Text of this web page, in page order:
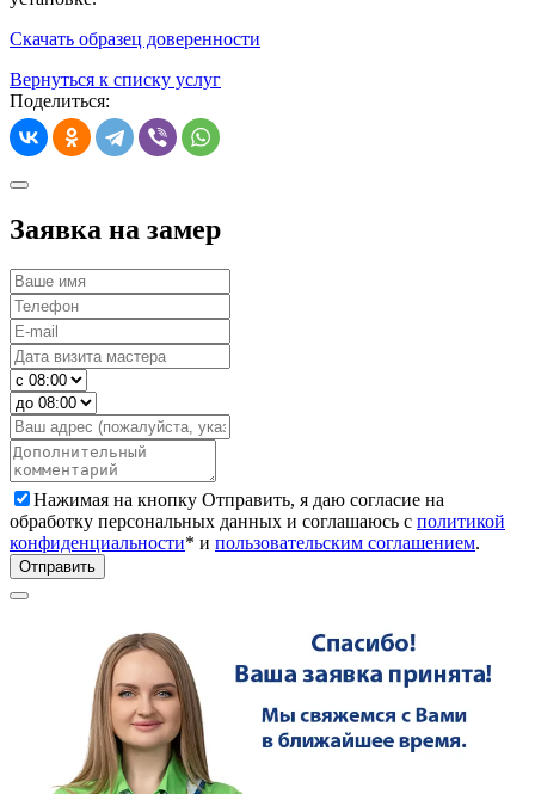
Cкачать образец доверенности
Вернуться к списку услуг
Поделиться:
Заявка на замер
Нажимая на кнопку Отправить, я даю согласие на
обработку персональных данных и соглашаюсь с политикой
конфиденциальности* и пользовательским соглашением.
Отправить